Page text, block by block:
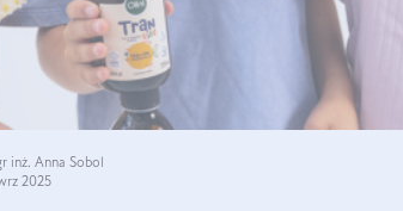
inż. Anna Sobol
2025